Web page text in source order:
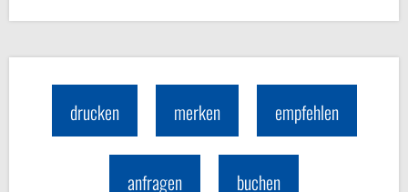
drucken merken empfehlen
anfragen buchen